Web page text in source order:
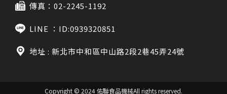
傳真：02-2245-1192
LINE ： ID:0939320851
地址 : 新北市中和區中山路2段2巷45弄24號
Copyright © 2024 佑聯食品機械All rights reserved.